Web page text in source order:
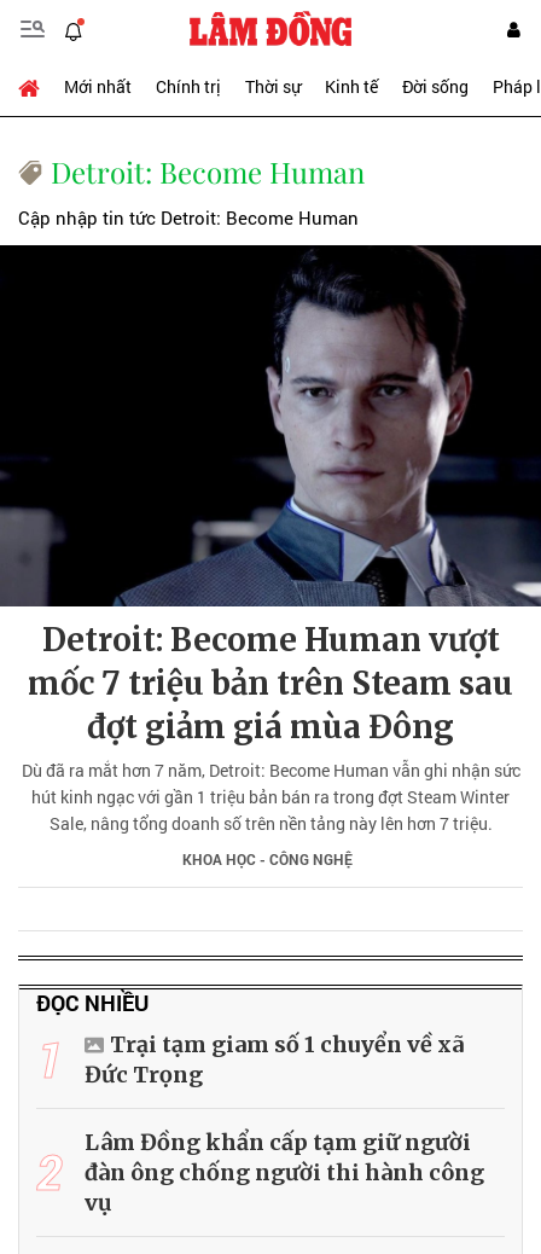
Mới nhất Chính trị Thời sự Kinh tế Đời sống Pháp
Detroit: Become Human
Cập nhập tin tức Detroit: Become Human
Detroit: Become Human vượt
mốc 7 triệu bản trên Steam sau
đợt giảm giá mùa Đông
Dù đã ra mắt hơn 7 năm, Detroit: Become Human vẫn ghi nhận sức
hút kinh ngạc với gần 1 triệu bản bán ra trong đợt Steam Winter
Sale, nâng tổng doanh số trên nền tảng này lên hơn 7 triệu.
KHOA HỌC - CÔNG NGHỆ
ĐỌC NHIỀU
1
Trại tạm giam số 1 chuyển về xã
Đức Trọng
2
Lâm Đồng khẩn cấp tạm giữ người
đàn ông chống người thi hành công
vụ